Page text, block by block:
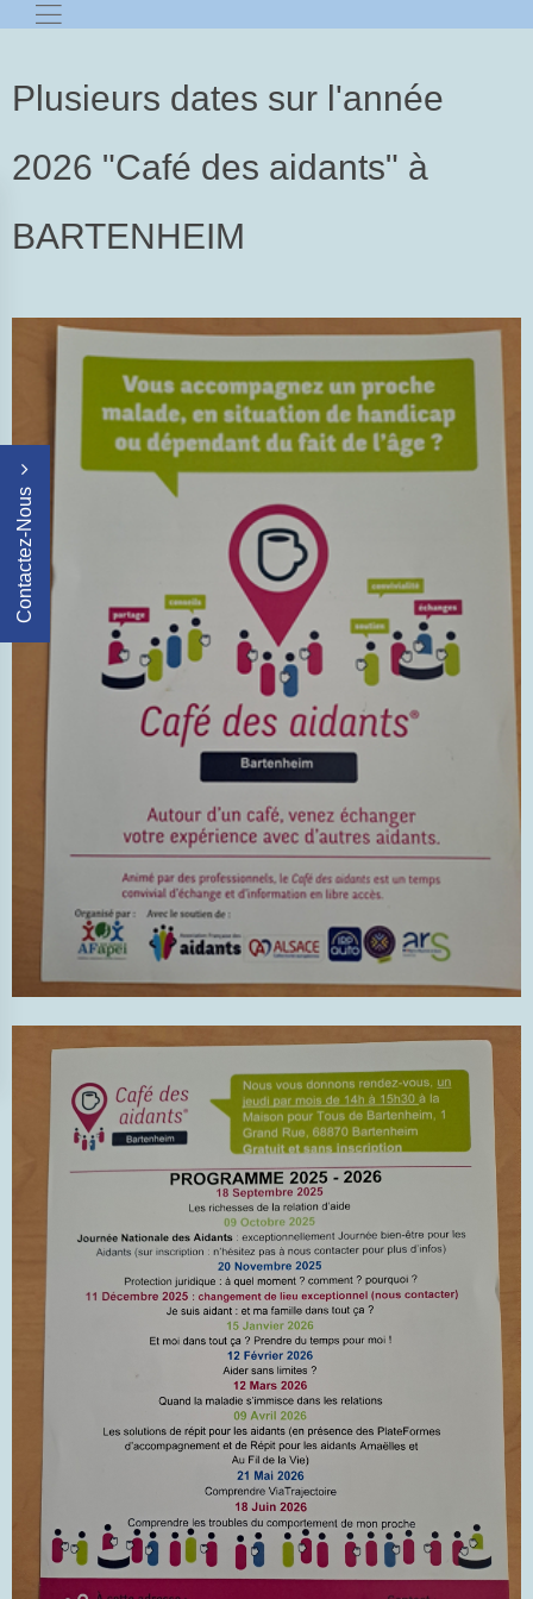
Contactez-Nous
Plusieurs dates sur l'année
2026 "Café des aidants" à
BARTENHEIM